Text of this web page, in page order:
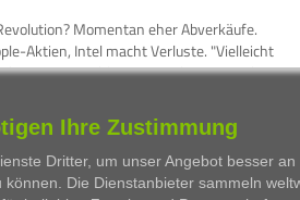
Momentan eher Abverkäufe.
Aktien, Intel macht Verluste. "Vielleicht
vernachlässigt." Heiko Geiger über
Serie
Ihre Zustimmung
Dritter, um unser Angebot besser an
können. Die Dienstanbieter sammeln